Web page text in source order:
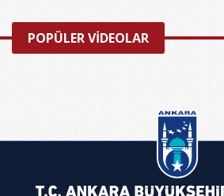
POPÜLER VİDEOLAR